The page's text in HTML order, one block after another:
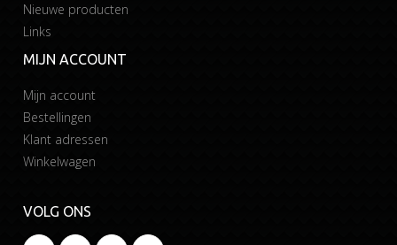
Nieuwe producten
Links
MIJN ACCOUNT
Mijn account
Bestellingen
Klant adressen
Winkelwagen
VOLG ONS